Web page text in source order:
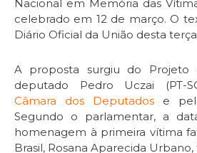
Nacional em Memória das
celebrado em 12 de março. O
Diário Oficial da União desta
A proposta surgiu do Projeto
deputado Pedro Uczai (PT-
Câmara dos Deputados e
Segundo o parlamentar, a
homenagem à primeira vítima
Brasil, Rosana Aparecida